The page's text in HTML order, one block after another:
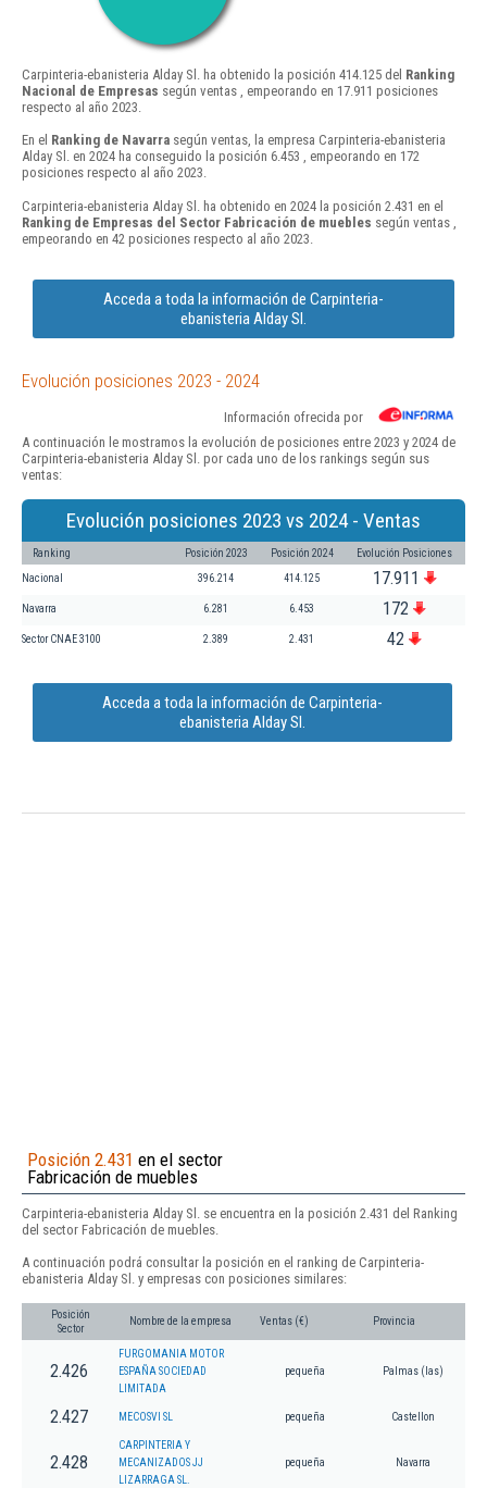
Carpinteria-ebanisteria Alday Sl. ha obtenido la posición 414.125 del Ranking
Nacional de Empresas según ventas , empeorando en 17.911 posiciones
respecto al año 2023.
En el Ranking de Navarra según ventas, la empresa Carpinteria-ebanisteria
Alday Sl. en 2024 ha conseguido la posición 6.453 , empeorando en 172
posiciones respecto al año 2023.
Carpinteria-ebanisteria Alday Sl. ha obtenido en 2024 la posición 2.431 en el
Ranking de Empresas del Sector Fabricación de muebles según ventas ,
empeorando en 42 posiciones respecto al año 2023.
Acceda a toda la información de Carpinteria-
ebanisteria Alday Sl.
Evolución posiciones 2023 - 2024
Información ofrecida por
A continuación le mostramos la evolución de posiciones entre 2023 y 2024 de
Carpinteria-ebanisteria Alday Sl. por cada uno de los rankings según sus
ventas:
Evolución posiciones 2023 vs 2024 - Ventas
Ranking Posición 2023 Posición 2024 Evolución Posiciones
Nacional 396.214 414.125 17.911
Navarra 6.281 6.453 172
Sector CNAE 3100 2.389 2.431 42
Acceda a toda la información de Carpinteria-
ebanisteria Alday Sl.
Posición 2.431 en el sector
Fabricación de muebles
Carpinteria-ebanisteria Alday Sl. se encuentra en la posición 2.431 del Ranking
del sector Fabricación de muebles.
A continuación podrá consultar la posición en el ranking de Carpinteria-
ebanisteria Alday Sl. y empresas con posiciones similares:
Posición
Sector
Nombre de la empresa Ventas (€) Provincia
2.426
FURGOMANIA MOTOR
ESPAÑA SOCIEDAD
LIMITADA
pequeña Palmas (las)
2.427 MECOSVI SL pequeña Castellon
2.428
CARPINTERIA Y
MECANIZADOS JJ
LIZARRAGA SL.
pequeña Navarra